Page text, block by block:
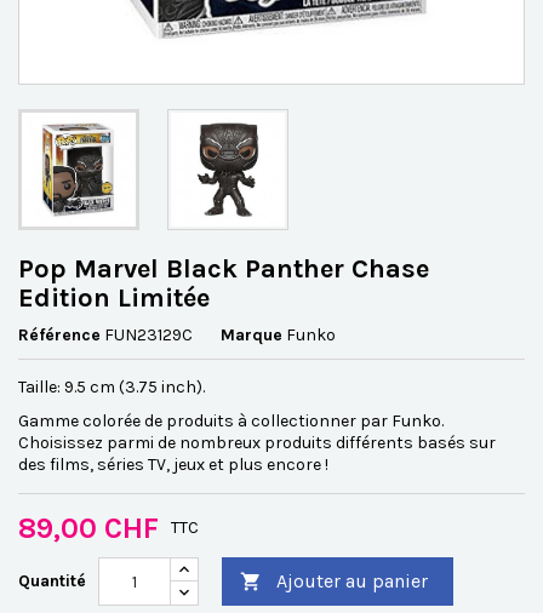
Pop Marvel Black Panther Chase
Edition Limitée
Référence FUN23129C Marque Funko
Taille: 9.5 cm (3.75 inch).
Gamme colorée de produits à collectionner par Funko.
Choisissez parmi de nombreux produits différents basés sur
des films, séries TV, jeux et plus encore !
89,00 CHF TTC
Quantité  Ajouter au panier